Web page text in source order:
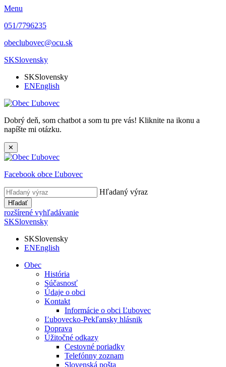
Menu
051/7796235
obeclubovec@ocu.sk
SKSlovensky
SKSlovensky
ENEnglish
Dobrý deň, som chatbot a som tu pre vás! Kliknite na ikonu a
napíšte mi otázku.
✕
Facebook obce Ľubovec
Hľadaný výraz
Hľadať
rozšírené vyhľadávanie
SKSlovensky
SKSlovensky
ENEnglish
Obec
História
Súčasnosť
Údaje o obci
Kontakt
Informácie o obci Ľubovec
Ľubovecko-Pekľansky hlásnik
Doprava
Úžitočné odkazy
Cestovné poriadky
Telefónny zoznam
Slovenská pošta